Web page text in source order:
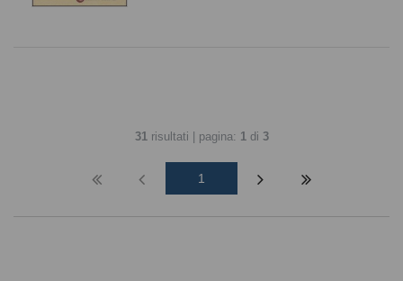
31 risultati | pagina: 1 di 3
1